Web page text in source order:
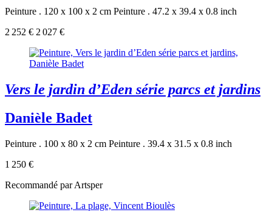
Peinture . 120 x 100 x 2 cm Peinture . 47.2 x 39.4 x 0.8 inch
2 252 € 2 027 €
Vers le jardin d’Eden série parcs et jardins
Danièle Badet
Peinture . 100 x 80 x 2 cm Peinture . 39.4 x 31.5 x 0.8 inch
1 250 €
Recommandé par Artsper